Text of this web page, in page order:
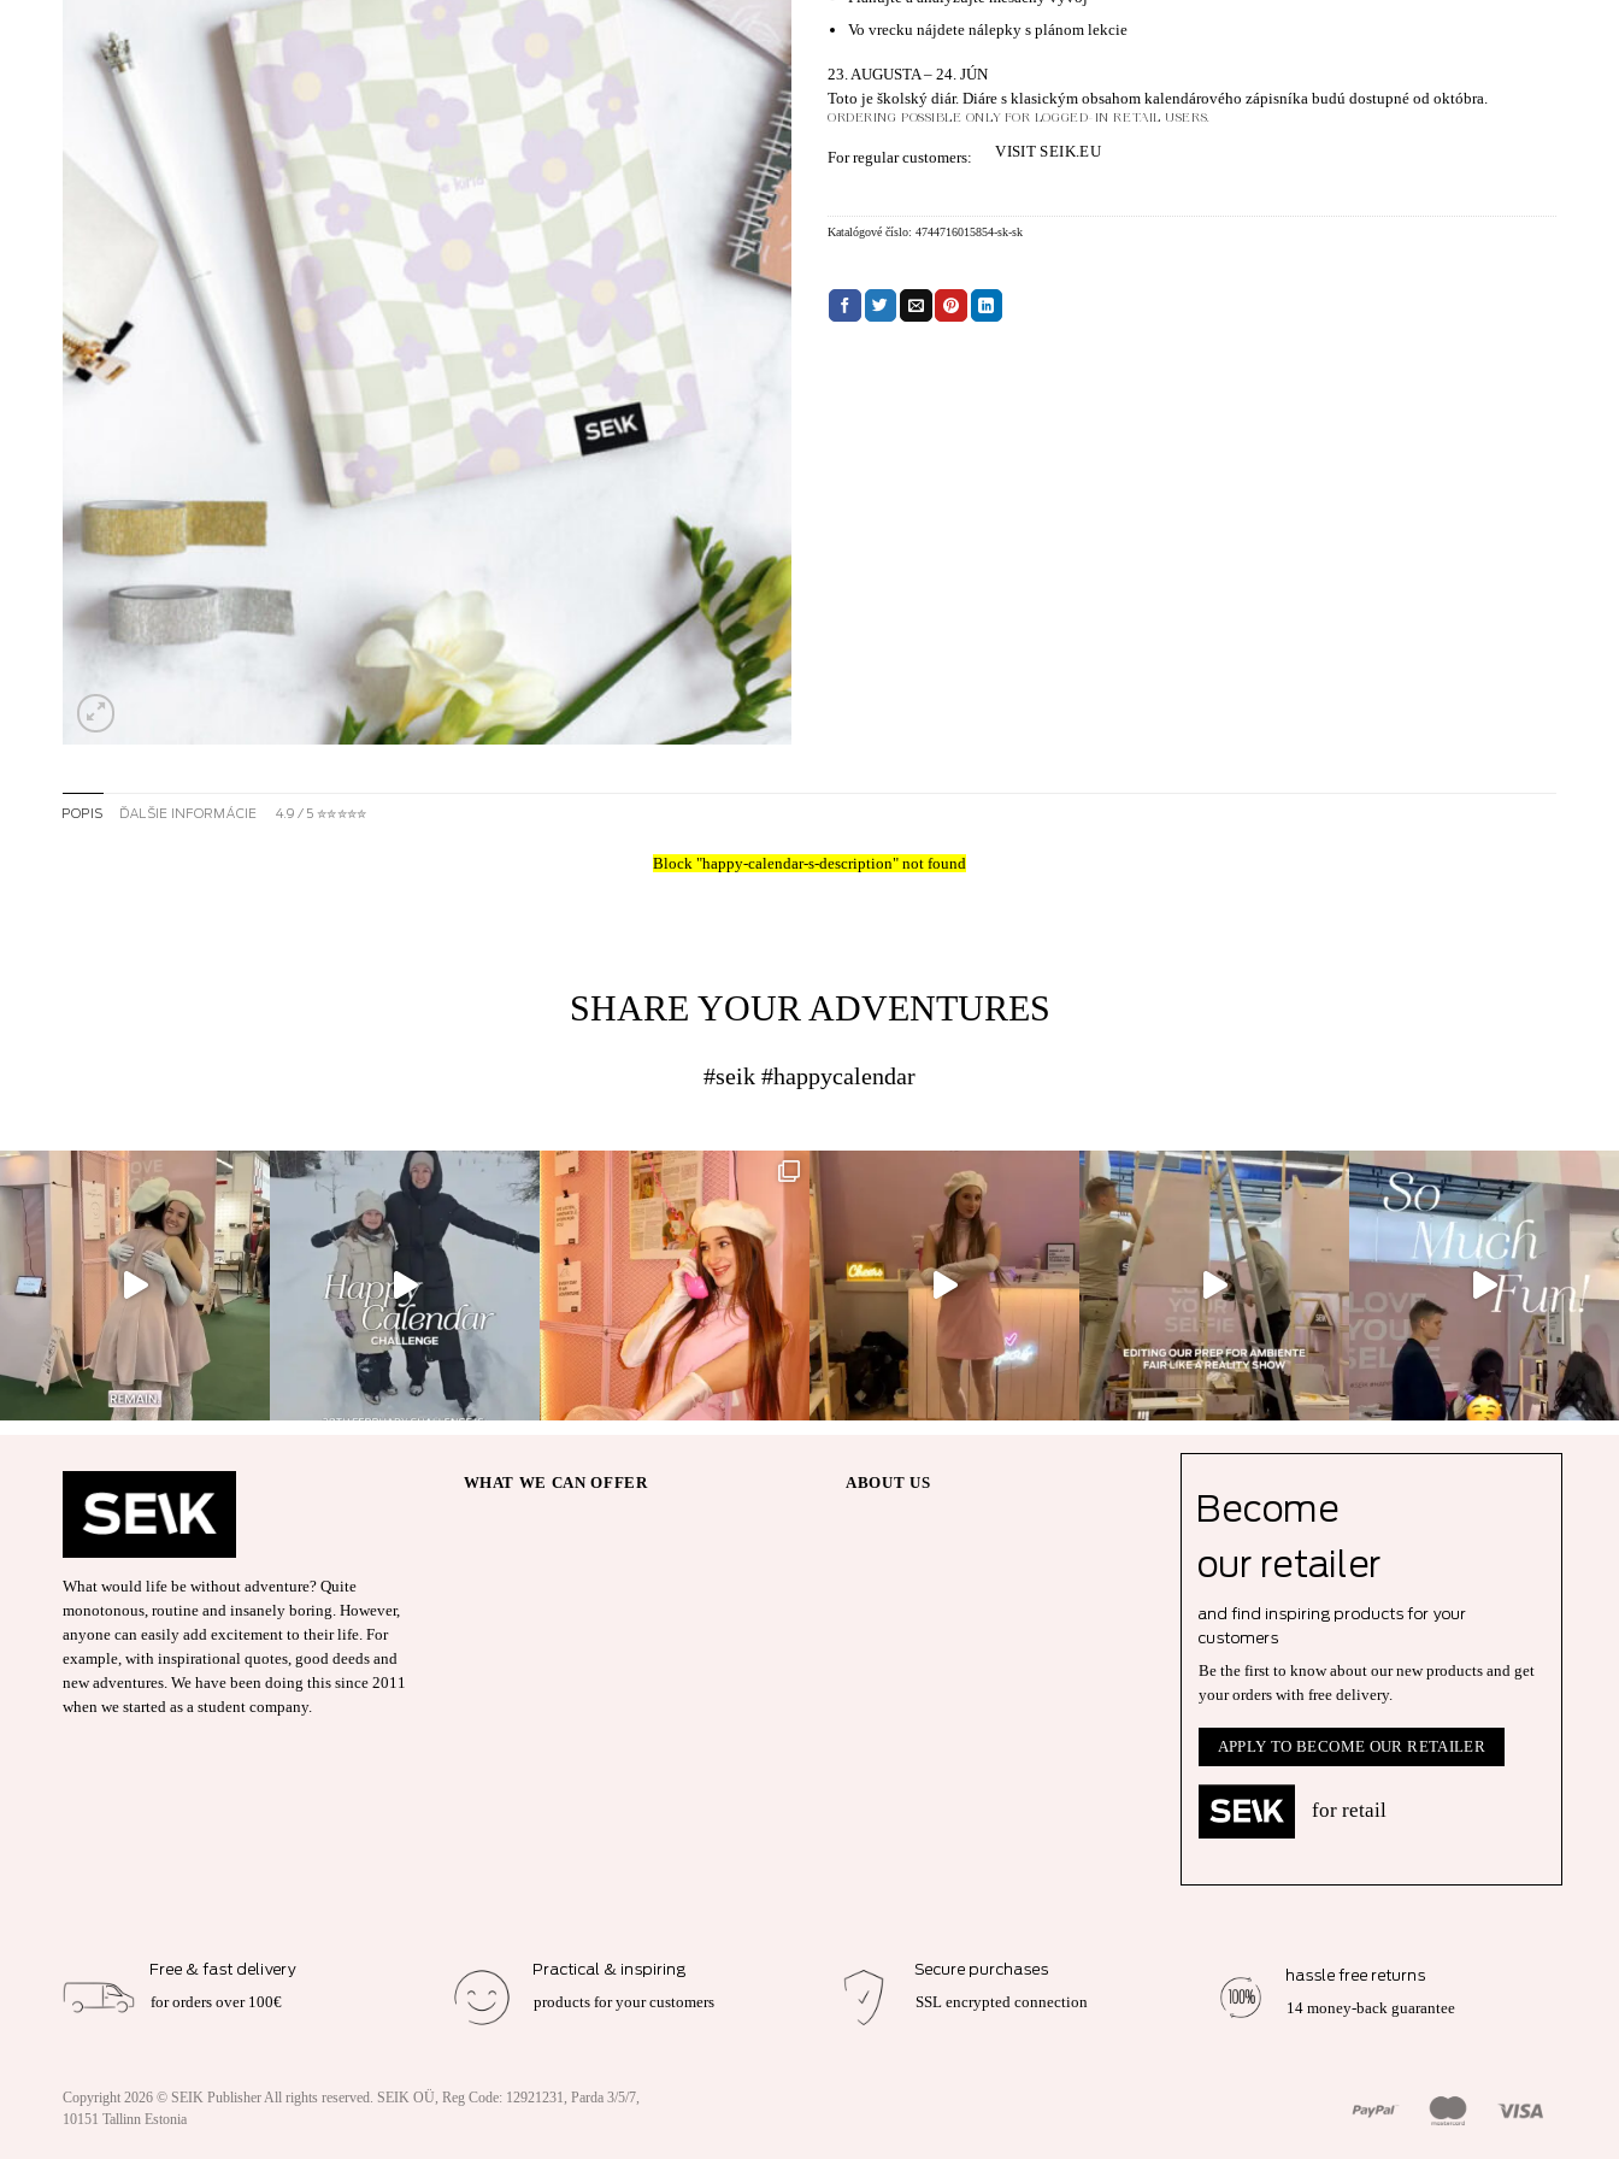
Vo vrecku nájdete nálepky s plánom lekcie
23. AUGUSTA – 24. JÚN
Toto je školský diár. Diáre s klasickým obsahom kalendárového zápisníka budú dostupné od októbra.
ORDERING POSSIBLE ONLY FOR LOGGED-IN RETAIL USERS.
For regular customers: VISIT SEIK.EU
Katalógové číslo: 4744716015854-sk-sk
POPIS ĎALŠIE INFORMÁCIE 4.9 / 5 ✮✮✮✮✮
Block "happy-calendar-s-description" not found
SHARE YOUR ADVENTURES
#seik #happycalendar
What would life be without adventure? Quite
monotonous, routine and insanely boring. However,
anyone can easily add excitement to their life. For
example, with inspirational quotes, good deeds and
new adventures. We have been doing this since 2011
when we started as a student company.
WHAT WE CAN OFFER ABOUT US
Become
our retailer
and find inspiring products for your
customers
Be the first to know about our new products and get
your orders with free delivery.
APPLY TO BECOME OUR RETAILER
for retail
Free & fast delivery
for orders over 100€
Practical & inspiring
products for your customers
Secure purchases
SSL encrypted connection
hassle free returns
14 money-back guarantee
Copyright 2026 © SEIK PublisherAll rights reserved. SEIK OÜ, Reg Code: 12921231, Parda 3/5/7,
10151 Tallinn Estonia